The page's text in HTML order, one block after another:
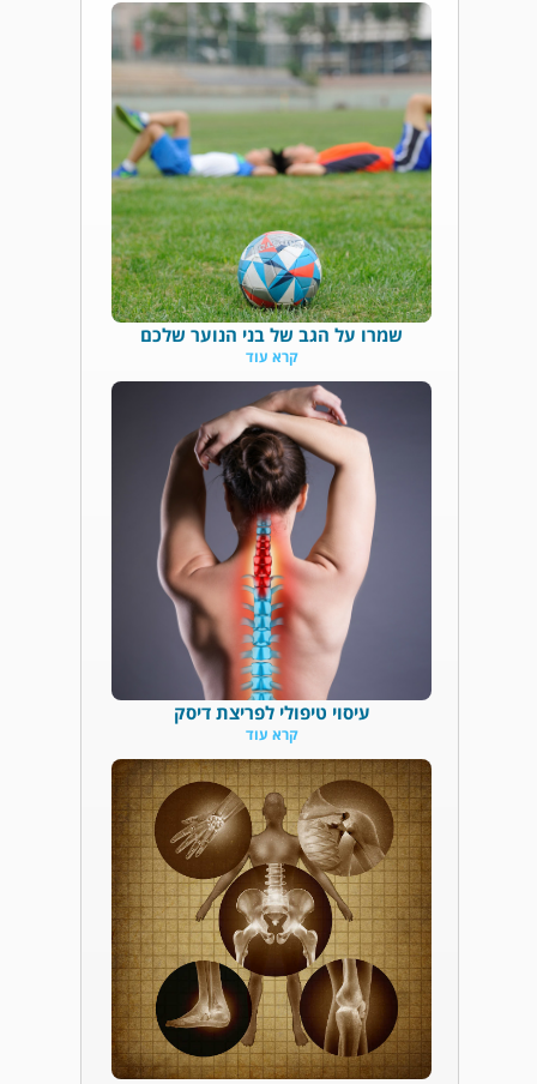
שמרו על הגב של בני הנוער שלכם
קרא עוד
עיסוי טיפולי לפריצת דיסק
קרא עוד